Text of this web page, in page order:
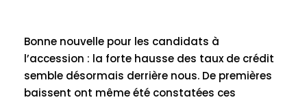
Bonne nouvelle pour les candidats à
l’accession : la forte hausse des taux de crédit
semble désormais derrière nous. De premières
baissent ont même été constatées ces